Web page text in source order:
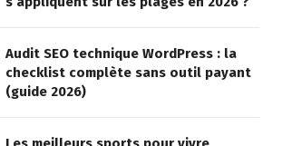
Audit SEO technique WordPress : la
checklist complète sans outil payant
(guide 2026)